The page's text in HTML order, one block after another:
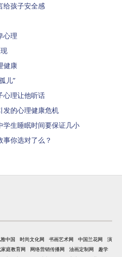
给孩子安全感
心理
健康
儿”
心理让他听话
发的心理健康危机
学生睡眠时间要保证几小
你选对了么？
中国 时尚文化网 书画艺术网 中国兰花网
演
庭教育网 网络营销传播网 油画定制网
趣学